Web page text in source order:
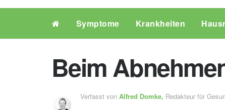
Symptome Krankheiten
Beim
Verfasst von Alfred Domke, Redakteur für